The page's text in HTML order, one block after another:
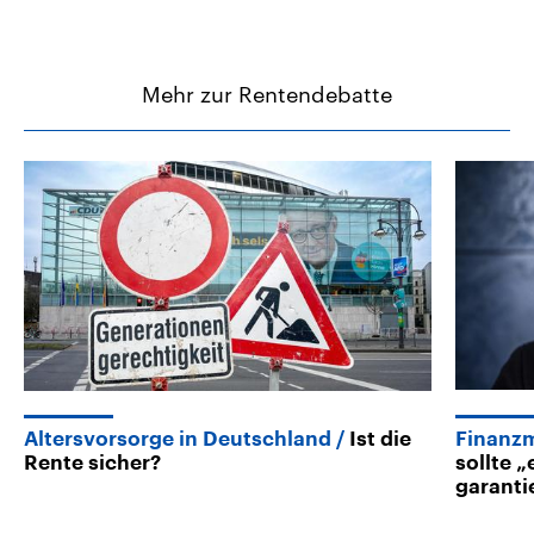
Mehr zur Rentendebatte
Altersvorsorge in Deutschland
Ist die
Rente sicher?
sollte